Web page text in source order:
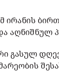
ირანის
აღნიშნულ
გასულ